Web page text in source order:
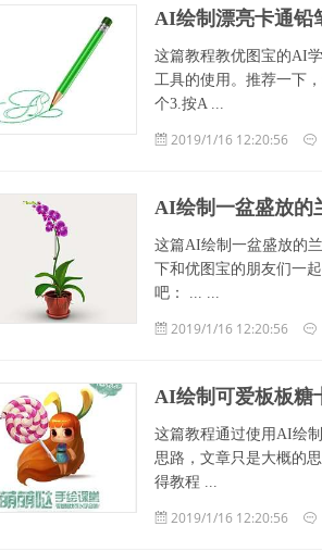
AI绘制漂亮卡通铅
这篇教程教优图宝的AI
工具的使用。推荐一下
个3.按A ...
2019/1/16 12:20:56
AI绘制一盆盛放的
这篇AI绘制一盆盛放的
下和优图宝的朋友们一
吧： ... ...
2019/1/16 12:20:56
AI绘制可爱板板糖
这篇教程通过使用AI绘
思路，文章只是大概的
得教程 ...
2019/1/16 12:20:56